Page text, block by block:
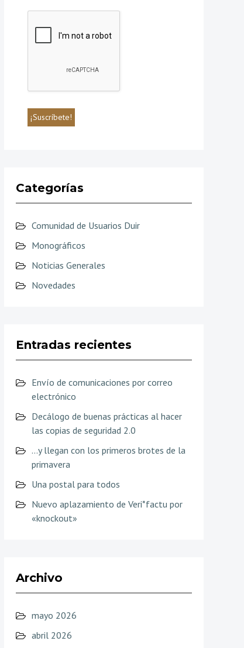
Categorías
Comunidad de Usuarios Duir
Monográficos
Noticias Generales
Novedades
Entradas recientes
Envío de comunicaciones por correo
electrónico
Decálogo de buenas prácticas al hacer
las copias de seguridad 2.0
…y llegan con los primeros brotes de la
primavera
Una postal para todos
Nuevo aplazamiento de Veri*factu por
«knockout»
Archivo
mayo 2026
abril 2026